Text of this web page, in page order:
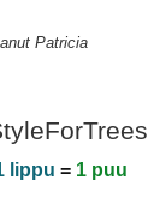
Patricia
lippu = 1 puu